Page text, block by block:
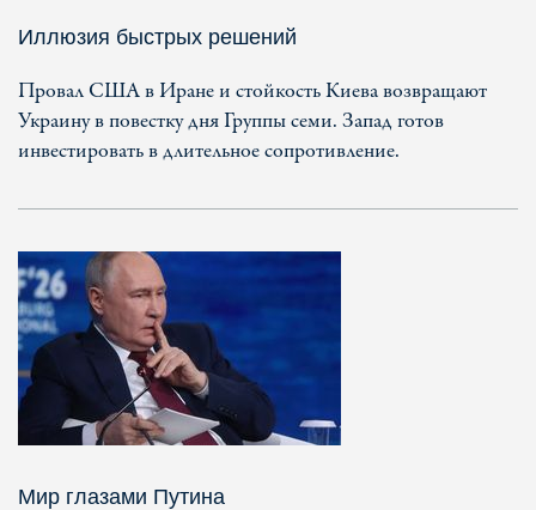
Иллюзия быстрых решений
Провал США в Иране и стойкость Киева возвращают
Украину в повестку дня Группы семи. Запад готов
инвестировать в длительное сопротивление.
Мир глазами Путина